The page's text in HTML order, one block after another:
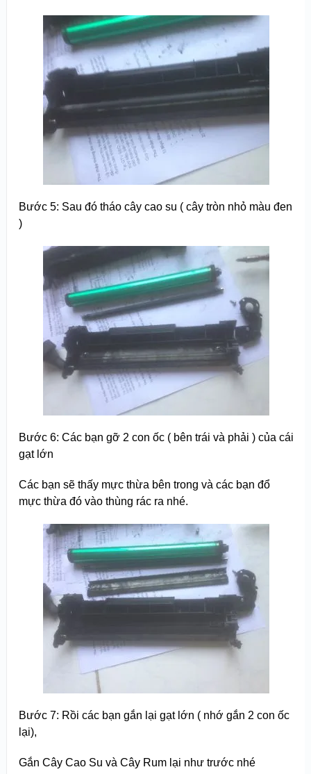
Bước 5: Sau đó tháo cây cao su ( cây tròn nhỏ màu đen
)
Bước 6: Các bạn gỡ 2 con ốc ( bên trái và phải ) của cái
gạt lớn
Các bạn sẽ thấy mực thừa bên trong và các bạn đổ
mực thừa đó vào thùng rác ra nhé.
Bước 7: Rồi các bạn gắn lại gạt lớn ( nhớ gắn 2 con ốc
lại),
Gắn Cây Cao Su và Cây Rum lại như trước nhé